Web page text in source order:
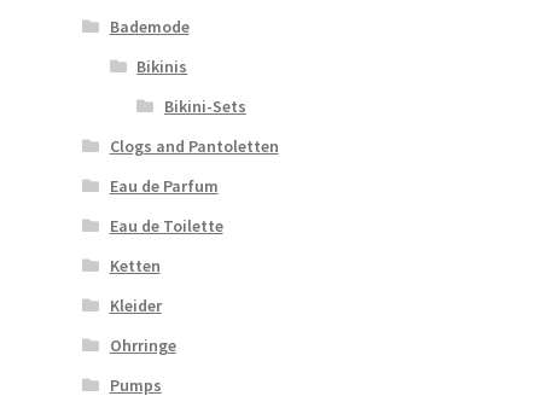
Bademode
Bikinis
Bikini-Sets
Clogs and Pantoletten
Eau de Parfum
Eau de Toilette
Ketten
Kleider
Ohrringe
Pumps